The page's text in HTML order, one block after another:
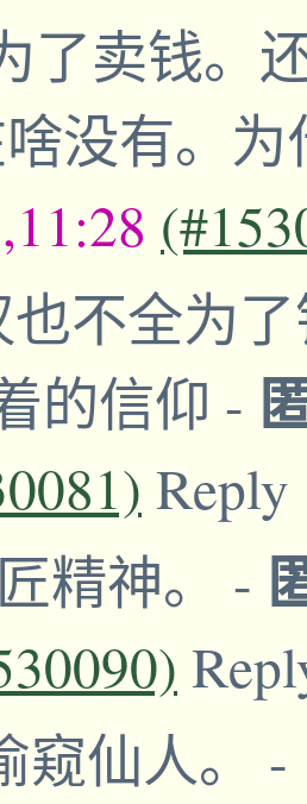
了卖钱。
没有。
不全为
的信仰 -
Reply
精神。 -
窥仙人。 -